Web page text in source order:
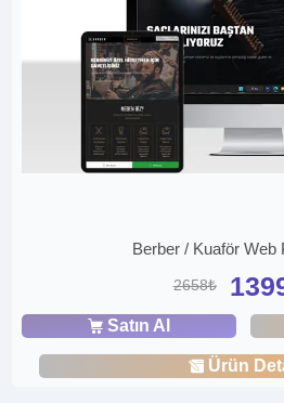
Berber / Kuaför Web
2658₺
Satın Al
Ürün